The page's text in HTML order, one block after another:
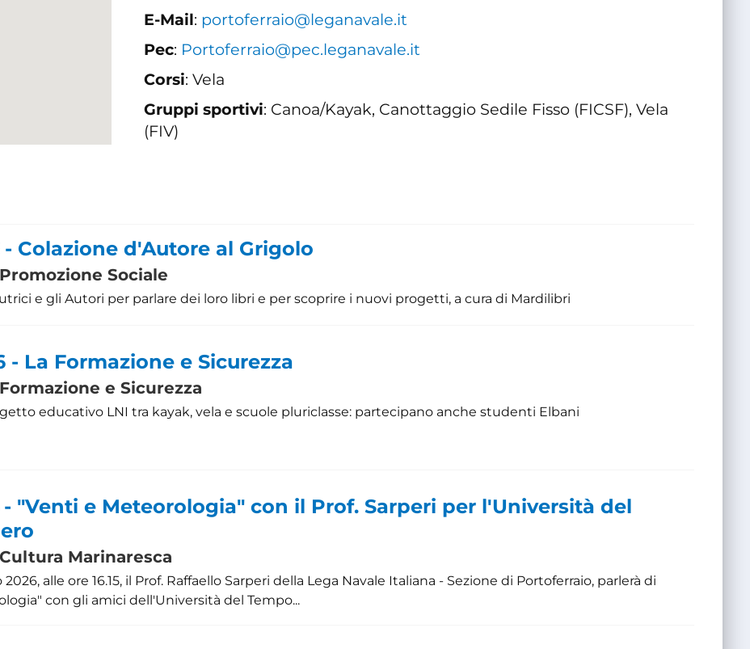
E-Mail: portoferraio@leganavale.it
Pec: Portoferraio@pec.leganavale.it
Corsi: Vela
Gruppi sportivi: Canoa/Kayak, Canottaggio Sedile Fisso (FICSF), Vela
(FIV)
- Colazione d'Autore al Grigolo
Sociale
e gli Autori per parlare dei loro libri e per scoprire i nuovi progetti, a cura di Mardilibri
- La Formazione e Sicurezza
e Sicurezza
educativo LNI tra kayak, vela e scuole pluriclasse: partecipano anche studenti Elbani
- "Venti e Meteorologia" con il Prof. Sarperi per l'Università del
Marinaresca
alle ore 16.15, il Prof. Raffaello Sarperi della Lega Navale Italiana - Sezione di Portoferraio, parlerà di
con gli amici dell'Università del Tempo...